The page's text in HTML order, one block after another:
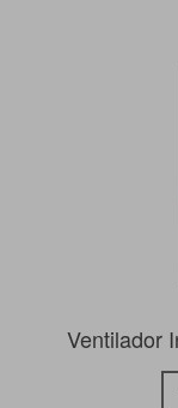
Ventilador